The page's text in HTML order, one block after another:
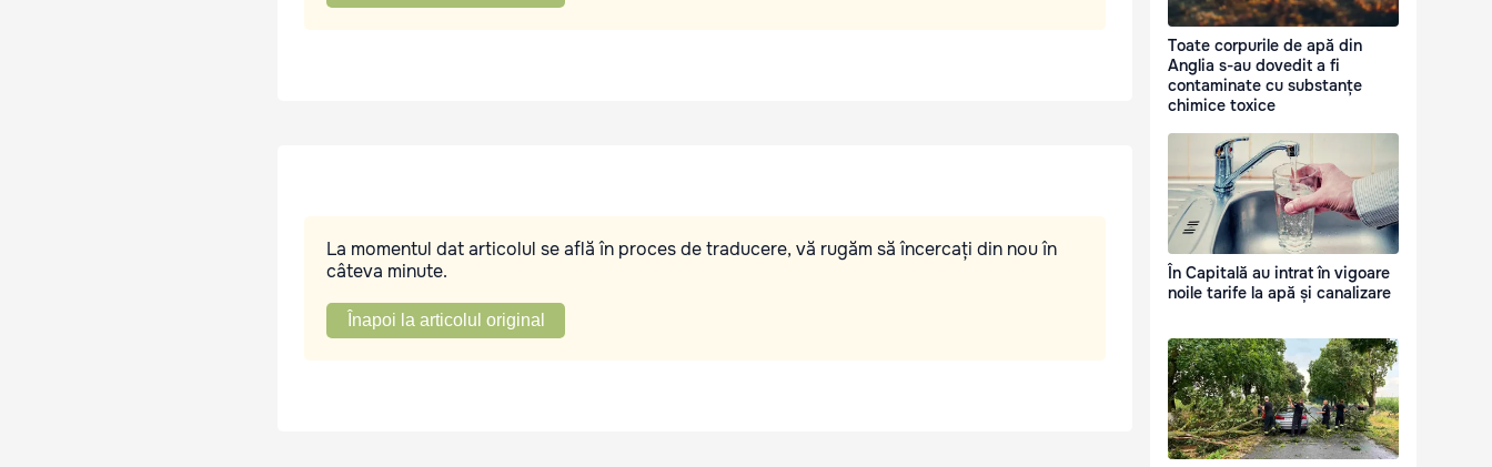
La momentul dat articolul se află în proces de traducere, vă rugăm să încercați din nou în
câteva minute.
Înapoi la articolul original
Toate corpurile de apă din
Anglia s-au dovedit a fi
contaminate cu substanțe
chimice toxice
În Capitală au intrat în vigoare
noile tarife la apă și canalizare